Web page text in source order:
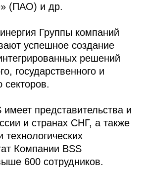
(ПАО) и др.
Группы компаний
успешное создание
решений
государственного и
секторов.
представительства и
и странах СНГ, а также
технологических
Компании BSS
600 сотрудников.